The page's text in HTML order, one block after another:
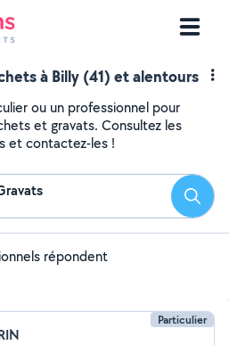
à Billy (41) et alentours
ou un professionnel pour
et gravats. Consultez les
et contactez-les !
répondent
Particulier